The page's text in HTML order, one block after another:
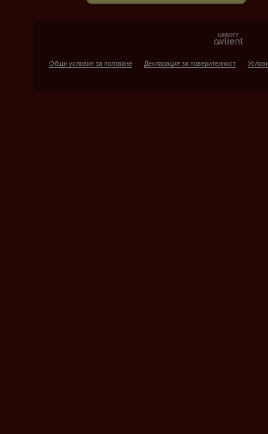
Общи условия за ползване Декларация за поверителност